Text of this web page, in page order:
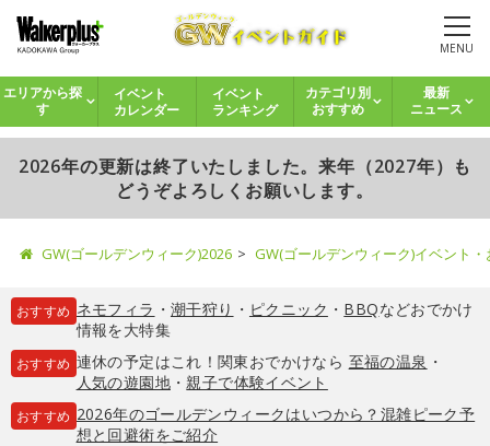
MENU
エリアから探
す
イベント
カレンダー
イベント
ランキング
カテゴリ別
おすすめ
最新
ニュース
2026年の更新は終了いたしました。来年（2027年）も
どうぞよろしくお願いします。
GW(ゴールデンウィーク)2026 GW(ゴールデンウィーク)イベント
おすすめ ネモフィラ ・ 潮干狩り ・ ピクニック ・ BBQなどおでかけ
情報を大特集
おすすめ 連休の予定はこれ！関東おでかけなら 至福の温泉 ・
人気の遊園地・親子で体験イベント
おすすめ 2026年のゴールデンウィークはいつから？混雑ピーク予
想と回避術をご紹介